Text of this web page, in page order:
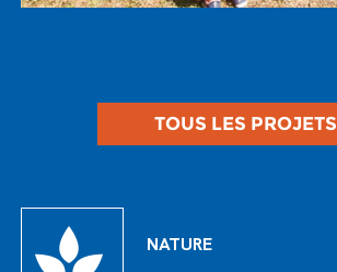
TOUS LES PROJETS
NATURE